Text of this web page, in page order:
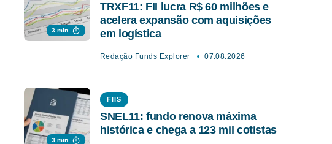
3 min
TRXF11: FII lucra R$ 60 milhões e
acelera expansão com aquisições
em logística
Redação Funds Explorer 07.08.2026
3 min
FIIS
SNEL11: fundo renova máxima
histórica e chega a 123 mil cotistas